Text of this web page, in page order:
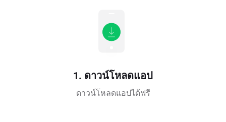
1. ดาวน์โหลดแอป
ดาวน์โหลดแอปได้ฟรี